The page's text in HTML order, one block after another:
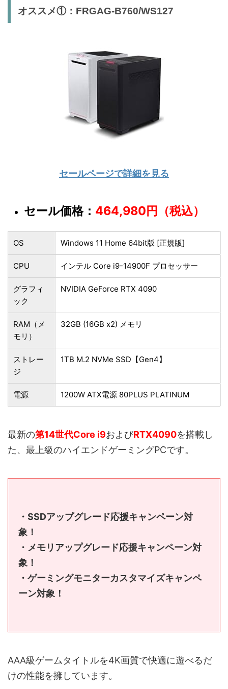
オススメ①：FRGAG-B760/WS127
セールページで詳細を見る
セール価格： 464,980円（税込）
OS Windows 11 Home 64bit版 [正規版]
CPU インテル Core i9-14900F プロセッサー
グラフィ
ック
NVIDIA GeForce RTX 4090
RAM（メ
モリ）
32GB (16GB x2) メモリ
ストレー
ジ
1TB M.2 NVMe SSD【Gen4】
電源 1200W ATX電源 80PLUS PLATINUM
最新の第14世代Core i9およびRTX4090を搭載し
た、最上級のハイエンドゲーミングPCです。
・SSDアップグレード応援キャンペーン対
象！
・メモリアップグレード応援キャンペーン対
象！
・ゲーミングモニターカスタマイズキャンペ
ーン対象！
AAA級ゲームタイトルを4K画質で快適に遊べるだ
けの性能を擁しています。